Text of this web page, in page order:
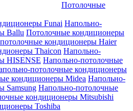
Потолочные
Funai Напольно-
Ballu Потолочные кондиционеры
кондиционеры Haier
Thaicon Напольно-
HISENSE Напольно-потолочные
потолочные кондиционеры
кондиционеры Midea Напольно-
Samsung Напольно-потолочные
кондиционеры Mitsubishi
Toshiba